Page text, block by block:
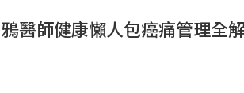
鴉醫師健康懶人包癌痛管理全